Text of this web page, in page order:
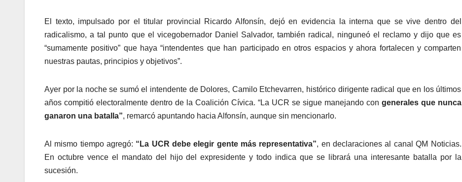
El texto, impulsado por el titular provincial Ricardo Alfonsín, dejó en evidencia la interna que se vive dentro del
radicalismo, a tal punto que el vicegobernador Daniel Salvador, también radical, ninguneó el reclamo y dijo que es
“sumamente positivo” que haya “intendentes que han participado en otros espacios y ahora fortalecen y comparten
nuestras pautas, principios y objetivos”.
Ayer por la noche se sumó el intendente de Dolores, Camilo Etchevarren, histórico dirigente radical que en los últimos
años compitió electoralmente dentro de la Coalición Cívica. “La UCR se sigue manejando con generales que nunca
ganaron una batalla”, remarcó apuntando hacia Alfonsín, aunque sin mencionarlo.
Al mismo tiempo agregó: “La UCR debe elegir gente más representativa”, en declaraciones al canal QM Noticias.
En octubre vence el mandato del hijo del expresidente y todo indica que se librará una interesante batalla por la
sucesión.